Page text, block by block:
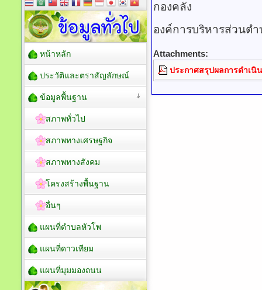
กองคลัง
องค์การบริหารส่วนต
Attachments:
ประกาศสรุปผลการดำเนิ
หน้าหลัก
ประวัติและตราสัญลักษณ์
ข้อมูลพื้นฐาน
สภาพทั่วไป
สภาพทางเศรษฐกิจ
สภาพทางสังคม
โครงสร้างพื้นฐาน
อื่นๆ
แผนที่ตำบลหัวโพ
แผนที่ดาวเทียม
แผนที่มุมมองถนน